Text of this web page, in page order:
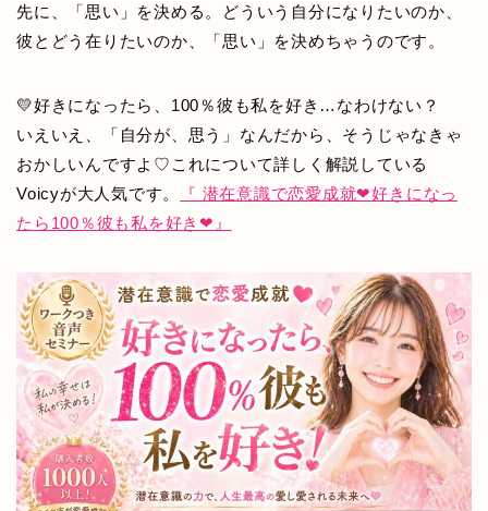
先に、「思い」を決める。どういう自分になりたいのか、
彼とどう在りたいのか、「思い」を決めちゃうのです。
💛好きになったら、100％彼も私を好き…なわけない？
いえいえ、「自分が、思う」なんだから、そうじゃなきゃ
おかしいんですよ♡これについて詳しく解説している
Voicyが大人気です。
『 潜在意識で恋愛成就❤好きになっ
たら100％彼も私を好き❤』